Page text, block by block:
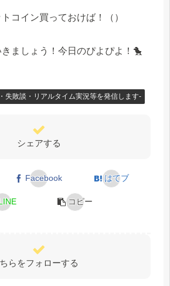
コイン買っておけば！（）
ましょう！今日のぴよぴよ！🐤
失敗談・リアルタイム実況等を発信します-
シェアする
Facebook はてブ
コピー
ちらをフォローする